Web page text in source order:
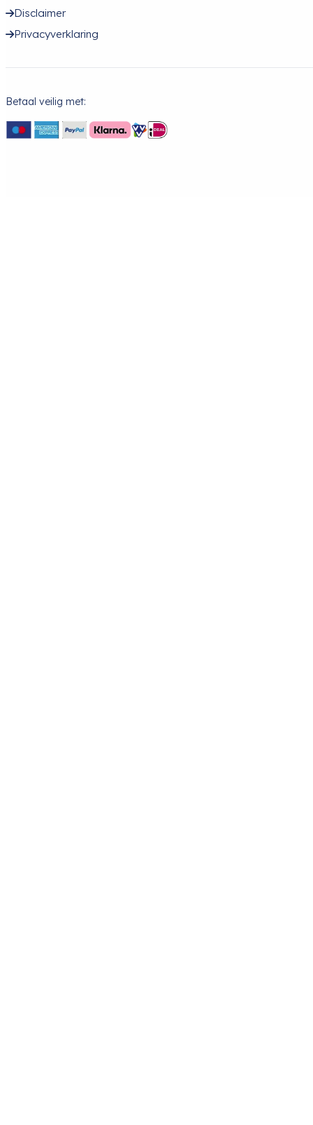
Disclaimer
Privacyverklaring
Betaal veilig met: